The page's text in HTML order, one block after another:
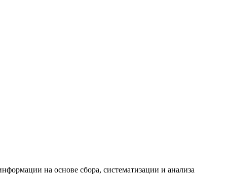
на основе сбора, систематизации и анализа